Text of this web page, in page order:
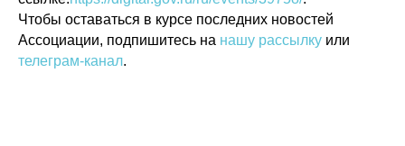
Чтобы оставаться в курсе последних новостей
Ассоциации, подпишитесь на нашу рассылку или
телеграм-канал.
© 2015-2026 НАУРР. Все права защищены. При использовании материалов
ссылка на ROBOTUNION.RU — обязательна
Политика конфиденциальности
© 2015-2026 НАУРР. Все права защищены.
При использовании материалов ссылка на ROBOTUNION.RU — обязательна